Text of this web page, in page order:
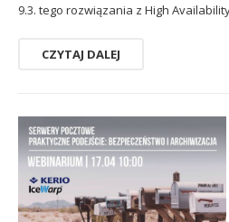
9.3. tego rozwiązania z High
CZYTAJ DALEJ